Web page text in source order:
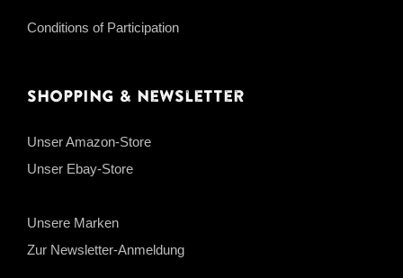
Conditions of Participation
Shopping & Newsletter
Unser Amazon-Store
Unser Ebay-Store
Unsere Marken
Zur Newsletter-Anmeldung